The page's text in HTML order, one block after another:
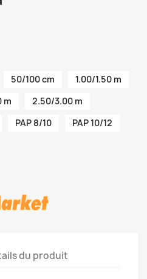
50/100 cm
1.00/1.50 m
m
2.50/3.00 m
PAP 8/10 PAP 10/12
du produit